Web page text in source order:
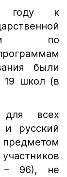
году к
по
были
19 школ (в
для всех
и русский
– 96), не